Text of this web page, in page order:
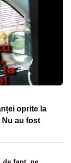
oprite la
au fost